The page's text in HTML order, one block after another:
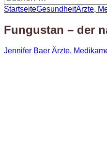
nach:
StartseiteGesundheitÄrzte,
Fungustan – der
Jennifer Baer Ärzte,